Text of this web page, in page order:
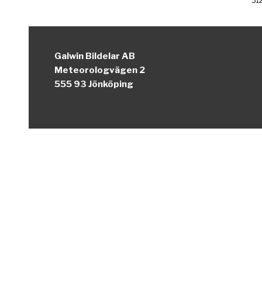
Galwin Bildelar AB
Meteorologvägen 2
555 93 Jönköping